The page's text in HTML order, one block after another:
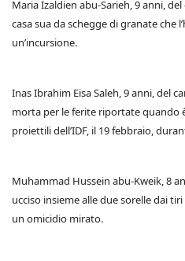
Maria Izaldien abu-Sarieh, 9 anni,
casa sua da schegge di granate che
un’incursione.
Inas Ibrahim Eisa Saleh, 9 anni, del
morta per le ferite riportate quando
proiettili dell’IDF, il 19 febbraio,
Muhammad Hussein abu-Kweik, 8
ucciso insieme alle due sorelle dai
un omicidio mirato.